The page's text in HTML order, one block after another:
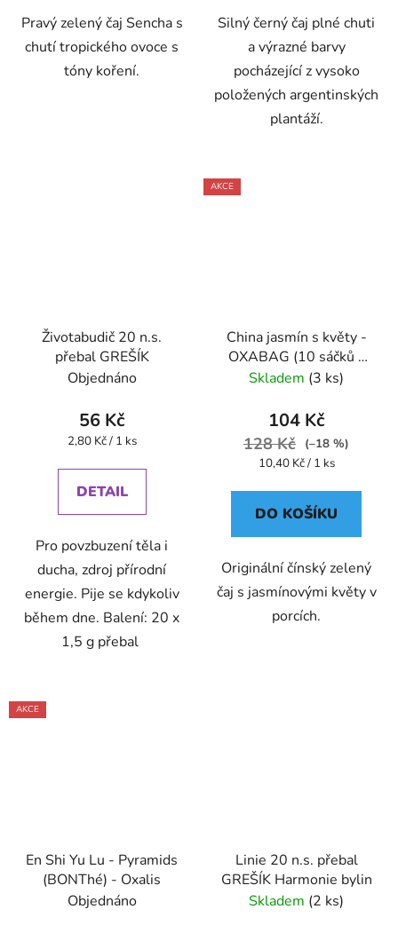
Pravý zelený čaj Sencha s
chutí tropického ovoce s
tóny koření.
Silný černý čaj plné chuti
a výrazné barvy
pocházející z vysoko
položených argentinských
plantáží.
Životabudič 20 n.s.
přebal GREŠÍK
Objednáno
56 Kč
Měrná
2,80 Kč / 1 ks
DETAIL
Pro povzbuzení těla i
ducha, zdroj přírodní
energie. Pije se kdykoliv
během dne. Balení: 20 x
1,5 g přebal
AKCE
China jasmín s květy -
OXABAG (10 sáčků x
4g) - Oxalis
Skladem (3 ks)
104 Kč
128 Kč
(–18 %)
Měrná
10,40 Kč / 1 ks
DO KOŠÍKU
Originální čínský zelený
čaj s jasmínovými květy v
porcích.
AKCE
En Shi Yu Lu - Pyramids
(BONThé) - Oxalis
Objednáno
Linie 20 n.s. přebal
GREŠÍK Harmonie bylin
Skladem (2 ks)